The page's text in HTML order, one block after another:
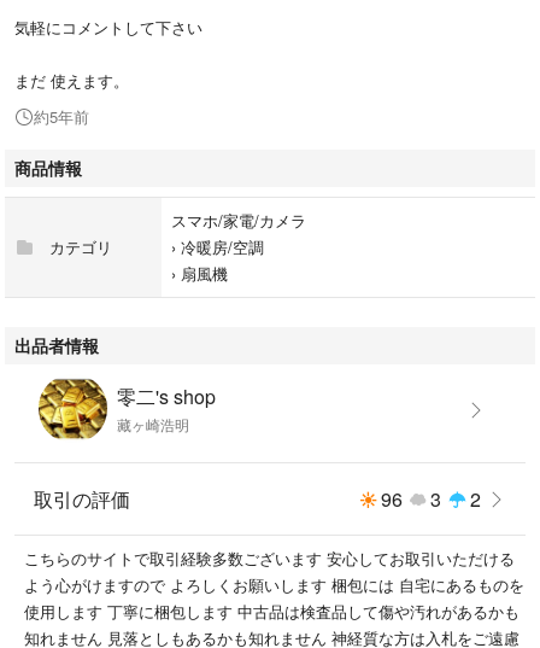
気軽にコメントして下さい
まだ 使えます。
約5年前
商品情報
カテゴリ
スマホ/家電/カメラ
› 冷暖房/空調
› 扇風機
出品者情報
零二's shop
藏ヶ崎浩明
取引の評価 96 3 2
こちらのサイトで取引経験多数ございます 安心してお取引いただける
よう心がけますので よろしくお願いします 梱包には 自宅にあるものを
使用します 丁寧に梱包します 中古品は検査品して傷や汚れがあるかも
知れません 見落としもあるかも知れません 神経質な方は入札をご遠慮